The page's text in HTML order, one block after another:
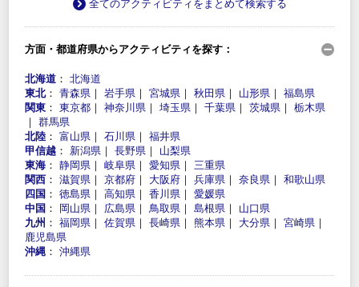
全てのアクティビティをまとめて検索する
方面・都道府県からアクティビティを探す：
北海道 ： 北海道
東北： 青森県 ｜ 岩手県 ｜ 宮城県 ｜ 秋田県 ｜ 山形県 ｜ 福島県
関東 ： 東京都 ｜ 神奈川県 ｜ 埼玉県 ｜ 千葉県 ｜ 茨城県 ｜ 栃木県
｜ 群馬県
北陸 ： 富山県 ｜ 石川県 ｜ 福井県
甲信越 ： 新潟県 ｜ 長野県 ｜ 山梨県
東海 ： 静岡県 ｜ 岐阜県 ｜ 愛知県 ｜ 三重県
関西 ： 滋賀県 ｜ 京都府 ｜ 大阪府 ｜ 兵庫県 ｜ 奈良県 ｜ 和歌山県
四国 ： 徳島県 ｜ 高知県 ｜ 香川県 ｜ 愛媛県
中国 ： 岡山県 ｜ 広島県 ｜ 鳥取県 ｜ 島根県 ｜ 山口県
九州 ： 福岡県 ｜ 佐賀県 ｜ 長崎県 ｜ 熊本県 ｜ 大分県 ｜ 宮崎県 ｜
鹿児島県
沖縄 ： 沖縄県